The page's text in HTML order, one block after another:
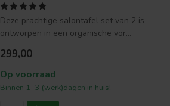
Deze prachtige salontafel set van 2 is
ontworpen in een organische vor...
299,00
Op voorraad
Binnen 1- 3 (werk)dagen in huis!